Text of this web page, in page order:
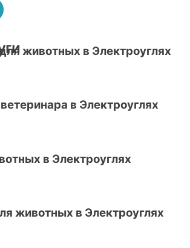
животных в Электроуглях
в Электроуглях
в Электроуглях
животных в Электроуглях